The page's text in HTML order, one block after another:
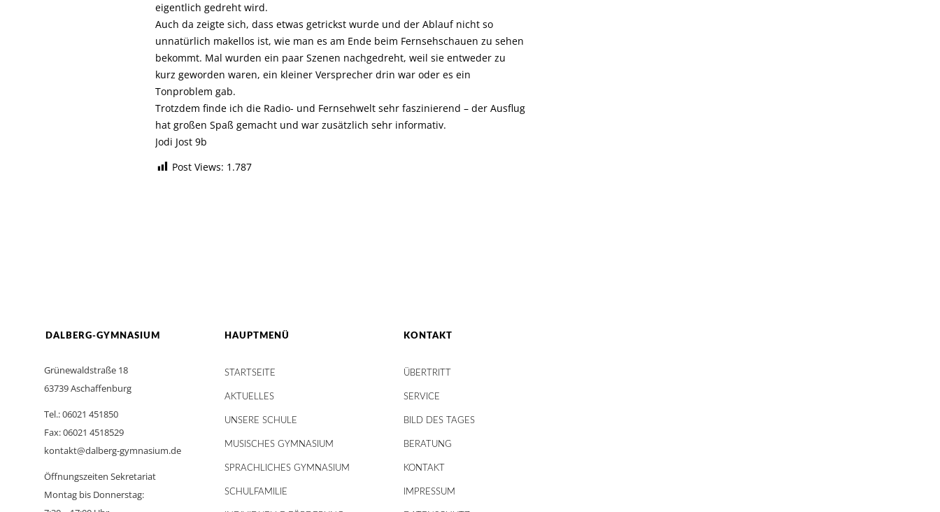
eigentlich gedreht wird.
Auch da zeigte sich, dass etwas getrickst wurde und der Ablauf nicht so
unnatürlich makellos ist, wie man es am Ende beim Fernsehschauen zu sehen
bekommt. Mal wurden ein paar Szenen nachgedreht, weil sie entweder zu
kurz geworden waren, ein kleiner Versprecher drin war oder es ein
Tonproblem gab.
Trotzdem finde ich die Radio- und Fernsehwelt sehr faszinierend – der Ausflug
hat großen Spaß gemacht und war zusätzlich sehr informativ.
Jodi Jost 9b
Post Views: 1.787
DALBERG-GYMNASIUM
Grünewaldstraße 18
63739 Aschaffenburg
Tel.: 06021 451850
Fax: 06021 4518529
kontakt@dalberg-gymnasium.de
Öffnungszeiten Sekretariat
Montag bis Donnerstag:
HAUPTMENÜ
STARTSEITE
AKTUELLES
UNSERE SCHULE
MUSISCHES GYMNASIUM
SPRACHLICHES GYMNASIUM
SCHULFAMILIE
KONTAKT
ÜBERTRITT
SERVICE
BILD DES TAGES
BERATUNG
KONTAKT
IMPRESSUM